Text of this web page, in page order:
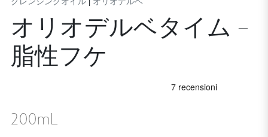
オリオデルベタイム –
脂性フケ
200mL